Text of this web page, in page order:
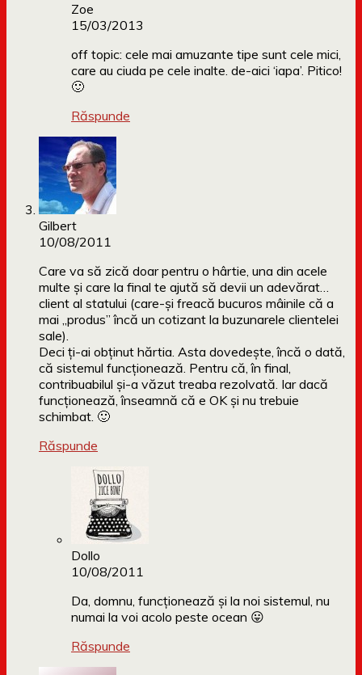
Zoe
15/03/2013
off topic: cele mai amuzante tipe sunt cele mici,
care au ciuda pe cele inalte. de-aici ‘iapa’. Pitico!
🙂
Răspunde
Gilbert
10/08/2011
Care va să zică doar pentru o hârtie, una din acele
multe şi care la final te ajută să devii un adevărat…
client al statului (care-şi freacă bucuros mâinile că a
mai „produs” încă un cotizant la buzunarele clientelei
sale).
Deci ţi-ai obţinut hărtia. Asta dovedeşte, încă o dată,
că sistemul funcţionează. Pentru că, în final,
contribuabilul şi-a văzut treaba rezolvată. Iar dacă
funcţionează, înseamnă că e OK şi nu trebuie
schimbat. 🙂
Răspunde
Dollo
10/08/2011
Da, domnu, funcționează și la noi sistemul, nu
numai la voi acolo peste ocean 😛
Răspunde